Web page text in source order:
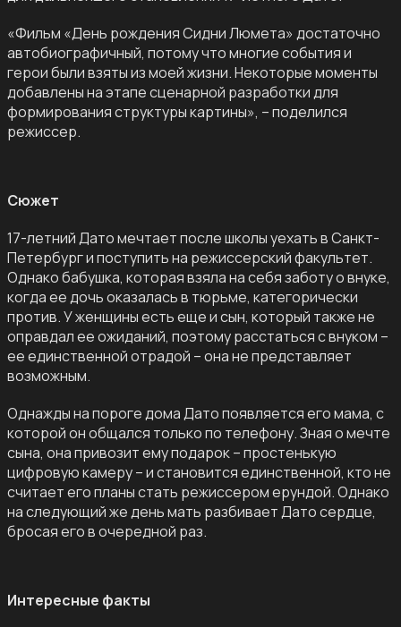
«Фильм «День рождения Сидни Люмета» достаточно
автобиографичный, потому что многие события и
герои были взяты из моей жизни. Некоторые моменты
добавлены на этапе сценарной разработки для
формирования структуры картины», – поделился
режиссер.
Сюжет
17-летний Дато мечтает после школы уехать в Санкт-
Петербург и поступить на режиссерский факультет.
Однако бабушка, которая взяла на себя заботу о внуке,
когда ее дочь оказалась в тюрьме, категорически
против. У женщины есть еще и сын, который также не
оправдал ее ожиданий, поэтому расстаться с внуком –
ее единственной отрадой – она не представляет
возможным.
Однажды на пороге дома Дато появляется его мама, с
которой он общался только по телефону. Зная о мечте
сына, она привозит ему подарок – простенькую
цифровую камеру – и становится единственной, кто не
считает его планы стать режиссером ерундой. Однако
на следующий же день мать разбивает Дато сердце,
бросая его в очередной раз.
Интересные факты